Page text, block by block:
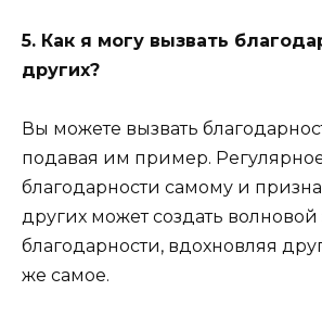
5. Как я могу вызвать
других?
Вы можете вызвать
подавая им пример.
благодарности самому и
других может создать
благодарности, вдохновляя
же самое.